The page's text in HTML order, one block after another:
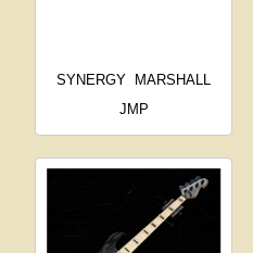
SYNERGY MARSHALL
JMP